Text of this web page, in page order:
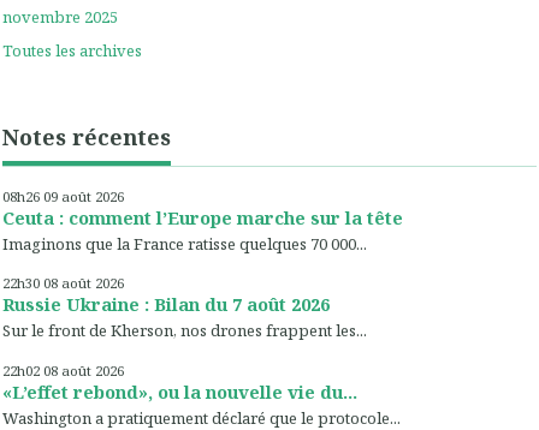
novembre 2025
Toutes les archives
Notes récentes
08h26 09 août 2026
Ceuta : comment l’Europe marche sur la tête
Imaginons que la France ratisse quelques 70 000...
22h30 08 août 2026
Russie Ukraine : Bilan du 7 août 2026
Sur le front de Kherson, nos drones frappent les...
22h02 08 août 2026
«L’effet rebond», ou la nouvelle vie du...
Washington a pratiquement déclaré que le protocole...